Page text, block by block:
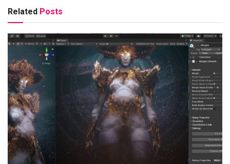
Related Posts